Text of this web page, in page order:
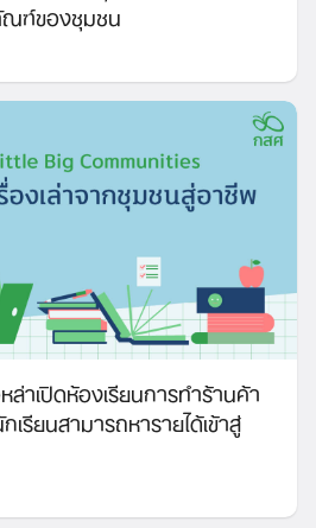
ณฑ์ของชุมชน
ล่าเปิดห้องเรียนการทำร้านค้า
รียนสามารถหารายได้เข้าสู่